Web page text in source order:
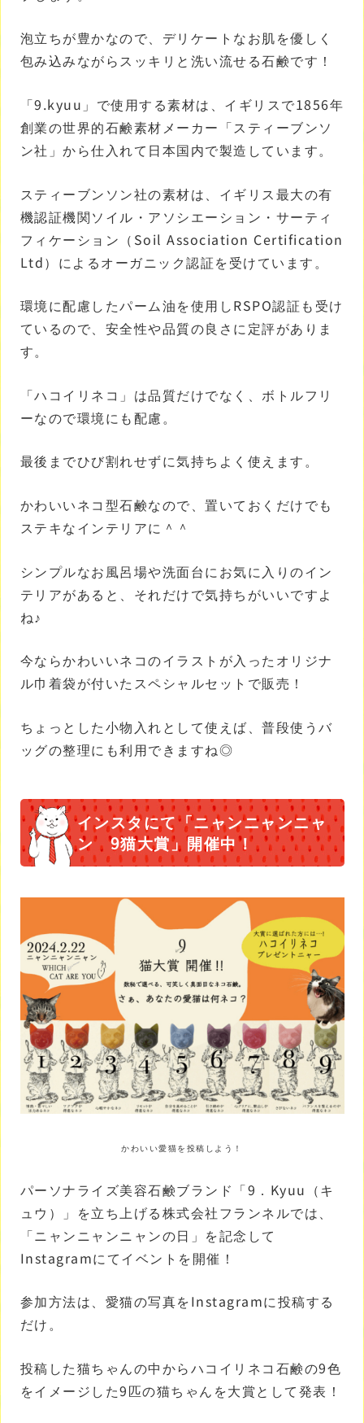
泡立ちが豊かなので、デリケートなお肌を優しく
包み込みながらスッキリと洗い流せる石鹸です！
「9.kyuu」で使用する素材は、イギリスで1856年
創業の世界的石鹸素材メーカー「スティーブンソ
ン社」から仕入れて日本国内で製造しています。
スティーブンソン社の素材は、イギリス最大の有
機認証機関ソイル・アソシエーション・サーティ
フィケーション（Soil Association Certification
Ltd）によるオーガニック認証を受けています。
環境に配慮したパーム油を使用しRSPO認証も受け
ているので、安全性や品質の良さに定評がありま
す。
「ハコイリネコ」は品質だけでなく、ボトルフリ
ーなので環境にも配慮。
最後までひび割れせずに気持ちよく使えます。
かわいいネコ型石鹸なので、置いておくだけでも
ステキなインテリアに＾＾
シンプルなお風呂場や洗面台にお気に入りのイン
テリアがあると、それだけで気持ちがいいですよ
ね♪
今ならかわいいネコのイラストが入ったオリジナ
ル巾着袋が付いたスペシャルセットで販売！
ちょっとした小物入れとして使えば、普段使うバ
ッグの整理にも利用できますね◎
インスタにて「ニャンニャンニャ
ン 9猫大賞」開催中！
かわいい愛猫を投稿しよう！
パーソナライズ美容石鹸ブランド「9．Kyuu（キ
ュウ）」を立ち上げる株式会社フランネルでは、
「ニャンニャンニャンの日」を記念して
Instagramにてイベントを開催！
参加方法は、愛猫の写真をInstagramに投稿する
だけ。
投稿した猫ちゃんの中からハコイリネコ石鹸の9色
をイメージした9匹の猫ちゃんを大賞として発表！